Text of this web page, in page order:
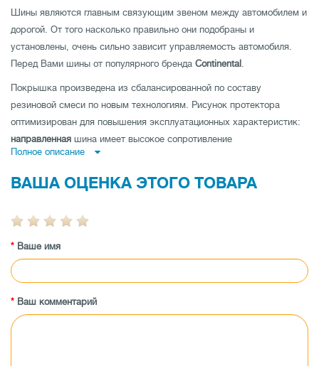
Шины являются главным связующим звеном между автомобилем и
дорогой. От того насколько правильно они подобраны и
установлены, очень сильно зависит управляемость автомобиля.
Перед Вами шины от популярного бренда Continental .
Покрышка произведена из сбалансированной по составу
резиновой смеси по новым технологиям. Рисунок протектора
оптимизирован для повышения эксплуатационных характеристик:
направленная шина имеет высокое сопротивление
аквапланированию,ненаправленная шина
асимметричная шина совмещает как отличную управляемость на
протестирована производителем на максимальные показатели
нагрузки и скорости.
Заказывайте автошины Continental ContiSportContact 2 255/40 ZR19
100Y XL M0 по низкой цене в магазине tireland.com.ua.
Полное описание
ВАША ОЦЕНКА ЭТОГО ТОВАРА
Ваше имя
Ваш комментарий